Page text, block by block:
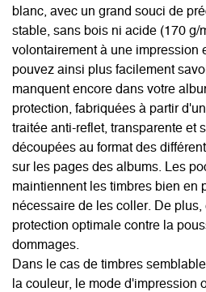
blanc, avec un grand souci de
stable, sans bois ni acide (170 g/
volontairement à une impression
pouvez ainsi plus facilement
manquent encore dans votre
protection, fabriquées à partir
traitée anti-reflet, transparente et
découpées au format des
sur les pages des albums. Les
maintiennent les timbres bien en
nécessaire de les coller. De
protection optimale contre la
dommages.
Dans le cas de timbres
la couleur, le mode d'impression